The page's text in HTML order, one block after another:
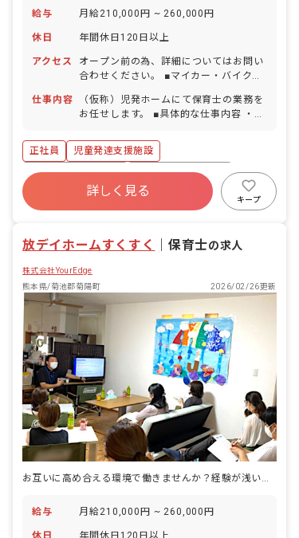
給与 月給210,000円 ~ 260,000円
休日 年間休日120日以上
アクセス
オープン前の為、詳細についてはお問い
合わせください。 ■マイカー・バイク・
車場代補助あり）
仕事内容
（仮称）児発ホームにて保育士の業務を
お任せします。 ■具体的な仕事内容 ・児
面の支援どちらにも取り組み、一人ひと
りのお子さんに合わせた支援を提供でき
るようにしています。 ・私たちの療育は
「子どもをほめることで伸ばし、強みを
活かす」というスタイルです。 『ほめら
れる→意欲が出る→課題ができる→また
成功体験と自信を積み 上げていくお手伝
正社員
児童発達支援施設
ボーナス・賞与あり
年間休日120日以上
社会保険完備
有給
福利厚生充実
詳しく見る
キープ
放デイホームすくすく ｜保育士の求人
株式会社YourEdge
熊本県/菊池郡菊陽町
2026/02/26更新
お互いに高め合える環境で働きませんか？経験が浅い方も歓迎です◎
給与 月給210,000円 ~ 260,000円